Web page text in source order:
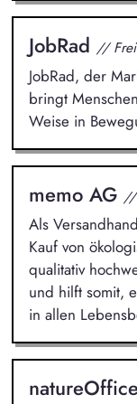
JobRad //
JobRad, der
bringt
Weise in
memo AG //
Als
Kauf von
qualitativ
und hilft somit,
in allen